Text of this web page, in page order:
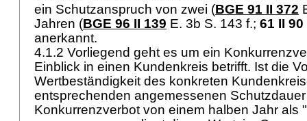
ein Schutzanspruch von zwei (BGE 91 II 372
Jahren (BGE 96 II 139 E. 3b S. 143 f.; 61 II 90
anerkannt.
4.1.2 Vorliegend geht es um ein
Einblick in einen Kundenkreis betrifft. Ist die
Wertbeständigkeit des konkreten
entsprechenden angemessenen
Konkurrenzverbot von einem halben Jahr als